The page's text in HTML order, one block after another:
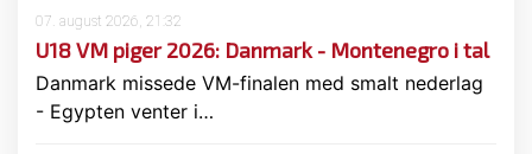
07. august 2026, 21:32
U18 VM piger 2026: Danmark - Montenegro i tal
Danmark missede VM-finalen med smalt nederlag
- Egypten venter i…